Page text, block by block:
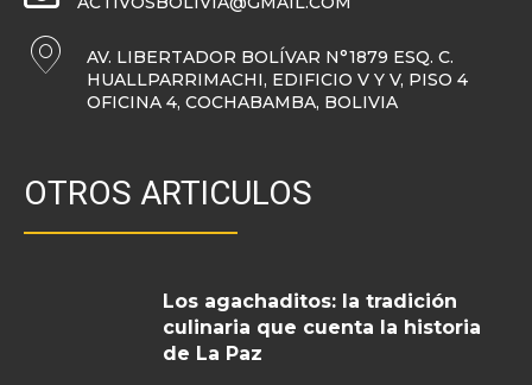
AV. LIBERTADOR BOLÍVAR N°1879 ESQ. C.
HUALLPARRIMACHI, EDIFICIO V Y V, PISO 4
OFICINA 4, COCHABAMBA, BOLIVIA
OTROS ARTICULOS
Los agachaditos: la tradición
culinaria que cuenta la historia
de La Paz